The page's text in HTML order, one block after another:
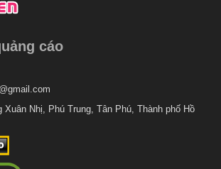
cáo
Nhị, Phú Trung, Tân Phú, Thành phố Hồ